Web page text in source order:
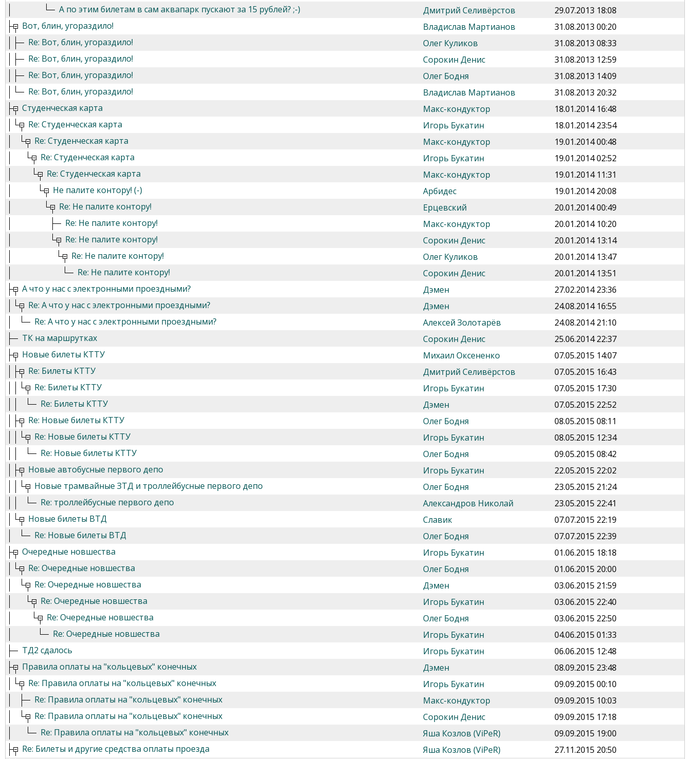
А по этим билетам в сам аквапарк пускают за 15 рублей? ;-)
Дмитрий Селивёрстов
29.07.2013 18:08
Вот, блин, угораздило!
Владислав Мартианов
31.08.2013 00:20
Re: Вот, блин, угораздило!
Олег Куликов
31.08.2013 08:33
Re: Вот, блин, угораздило!
Сорокин Денис
31.08.2013 12:59
Re: Вот, блин, угораздило!
Олег Бодня
31.08.2013 14:09
Re: Вот, блин, угораздило!
Владислав Мартианов
31.08.2013 20:32
Студенческая карта
Макс-кондуктор
18.01.2014 16:48
Re: Студенческая карта
Игорь Букатин
18.01.2014 23:54
Re: Студенческая карта
Макс-кондуктор
19.01.2014 00:48
Re: Студенческая карта
Игорь Букатин
19.01.2014 02:52
Re: Студенческая карта
Макс-кондуктор
19.01.2014 11:31
Не палите контору! (-)
Арбидес
19.01.2014 20:08
Re: Не палите контору!
Ерцевский
20.01.2014 00:49
Re: Не палите контору!
Макс-кондуктор
20.01.2014 10:20
Re: Не палите контору!
Сорокин Денис
20.01.2014 13:14
Re: Не палите контору!
Олег Куликов
20.01.2014 13:47
Re: Не палите контору!
Сорокин Денис
20.01.2014 13:51
А что у нас с электронными проездными?
Дэмен
27.02.2014 23:36
Re: А что у нас с электронными проездными?
Дэмен
24.08.2014 16:55
Re: А что у нас с электронными проездными?
Алексей Золотарёв
24.08.2014 21:10
ТК на маршрутках
Сорокин Денис
25.06.2014 22:37
Новые билеты КТТУ
Михаил Оксененко
07.05.2015 14:07
Re: Билеты КТТУ
Дмитрий Селивёрстов
07.05.2015 16:43
Re: Билеты КТТУ
Игорь Букатин
07.05.2015 17:30
Re: Билеты КТТУ
Дэмен
07.05.2015 22:52
Re: Новые билеты КТТУ
Олег Бодня
08.05.2015 08:11
Re: Новые билеты КТТУ
Игорь Букатин
08.05.2015 12:34
Re: Новые билеты КТТУ
Олег Бодня
09.05.2015 08:42
Новые автобусные первого депо
Игорь Букатин
22.05.2015 22:02
Новые трамвайные ЗТД и троллейбусные первого депо
Олег Бодня
23.05.2015 21:24
Re: троллейбусные первого депо
Александров Николай
23.05.2015 22:41
Новые билеты ВТД
Славик
07.07.2015 22:19
Re: Новые билеты ВТД
Олег Бодня
07.07.2015 22:39
Очередные новшества
Игорь Букатин
01.06.2015 18:18
Re: Очередные новшества
Олег Бодня
01.06.2015 20:00
Re: Очередные новшества
Дэмен
03.06.2015 21:59
Re: Очередные новшества
Игорь Букатин
03.06.2015 22:40
Re: Очередные новшества
Олег Бодня
03.06.2015 22:50
Re: Очередные новшества
Игорь Букатин
04.06.2015 01:33
ТД2 сдалось
Игорь Букатин
06.06.2015 12:48
Правила оплаты на "кольцевых" конечных
Дэмен
08.09.2015 23:48
Re: Правила оплаты на "кольцевых" конечных
Игорь Букатин
09.09.2015 00:10
Re: Правила оплаты на "кольцевых" конечных
Макс-кондуктор
09.09.2015 10:03
Re: Правила оплаты на "кольцевых" конечных
Сорокин Денис
09.09.2015 17:18
Re: Правила оплаты на "кольцевых" конечных
Яша Козлов (ViPeR)
09.09.2015 19:00
Re: Билеты и другие средства оплаты проезда
Яша Козлов (ViPeR)
27.11.2015 20:50